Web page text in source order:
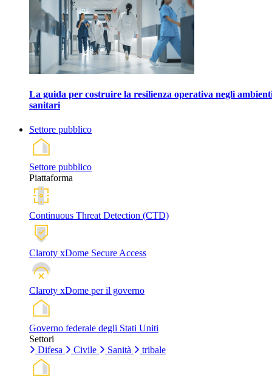
La guida per costruire la resilienza operativa negli
sanitari
Settore pubblico
Settore pubblico
Piattaforma
Continuous Threat Detection (CTD)
Claroty xDome Secure Access
Claroty xDome per il governo
Governo federale degli Stati Uniti
Settori
Difesa
Civile Sanità tribale